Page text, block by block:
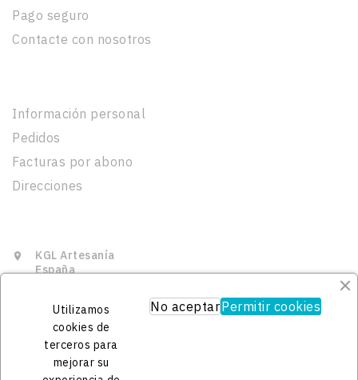
Pago seguro
Contacte con nosotros
Información personal
Pedidos
Facturas por abono
Direcciones

KGL Artesanía
España
contacto@kgl.es
Utilizamos
cookies de
terceros para
mejorar su
Permitir cookies
No aceptar